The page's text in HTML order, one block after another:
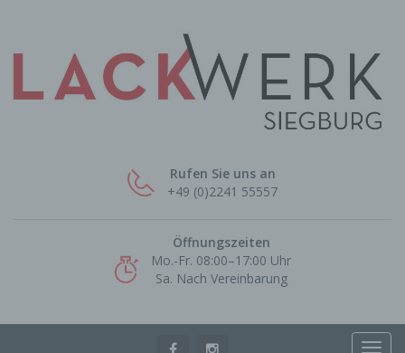
Rufen Sie uns an
+49 (0)2241 55557
Öffnungszeiten
Mo.-Fr. 08:00–17:00 Uhr
Sa. Nach Vereinbarung